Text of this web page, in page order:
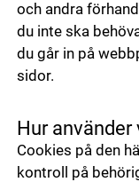
och andra
du inte ska
du går in på
sidor.
Hur använder
Cookies på den
kontroll på